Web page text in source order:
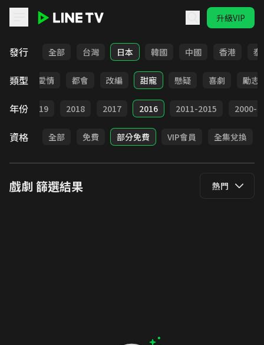
升級VIP
發行 全部 台灣 日本 韓國 中國 香港 泰
類型
古裝 愛情 都會 改編 甜寵 懸疑 喜劇 勵志
年份 2019 2018 2017 2016 2011-2015 2000-
資格 全部 免費 部分免費 VIP會員 全集兌換
戲劇 篩選結果 熱門